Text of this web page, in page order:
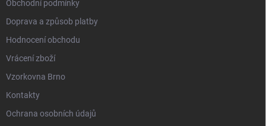
Obchodní podmínky
Doprava a způsob platby
Hodnocení obchodu
Vrácení zboží
Vzorkovna Brno
Kontakty
Ochrana osobních údajů